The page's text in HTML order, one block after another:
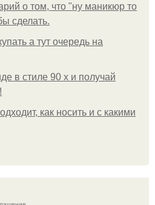
о том, что "ну маникюр то
сделать.
а тут очередь на
в стиле 90 х и получай
как носить и с какими